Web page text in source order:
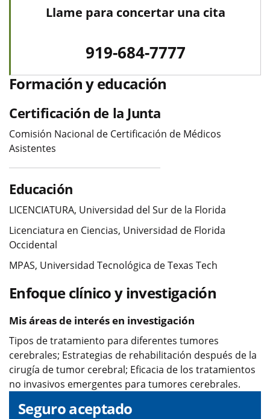
Llame para concertar una cita
919-684-7777
Formación y educación
Certificación de la Junta
Comisión Nacional de Certificación de Médicos
Asistentes
Educación
LICENCIATURA, Universidad del Sur de la Florida
Licenciatura en Ciencias, Universidad de Florida
Occidental
MPAS, Universidad Tecnológica de Texas Tech
Enfoque clínico y investigación
Mis áreas de interés en investigación
Tipos de tratamiento para diferentes tumores
cerebrales; Estrategias de rehabilitación después de la
cirugía de tumor cerebral; Eficacia de los tratamientos
no invasivos emergentes para tumores cerebrales.
Seguro aceptado